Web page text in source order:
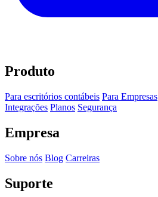
Produto
Para escritórios contábeis Para Empresas
Integrações Planos Segurança
Empresa
Sobre nós Blog Carreiras
Suporte